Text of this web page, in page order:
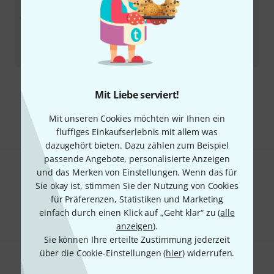
Mit Liebe serviert!
Mit unseren Cookies möchten wir Ihnen ein
fluffiges Einkaufserlebnis mit allem was
dazugehört bieten. Dazu zählen zum Beispiel
passende Angebote, personalisierte Anzeigen
und das Merken von Einstellungen. Wenn das für
Sie okay ist, stimmen Sie der Nutzung von Cookies
für Präferenzen, Statistiken und Marketing
einfach durch einen Klick auf „Geht klar“ zu (alle
anzeigen).
Sie können Ihre erteilte Zustimmung jederzeit
über die Cookie-Einstellungen (hier) widerrufen.
Produkt ist ausverkauft
€
30-Tage-Bestpreis
Kostenloser Versand ab 29 €
Gefällt Ihnen, was Sie sehen?
Teilen Hilfe & Feedback